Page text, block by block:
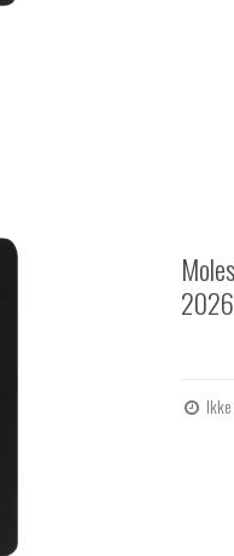
2026